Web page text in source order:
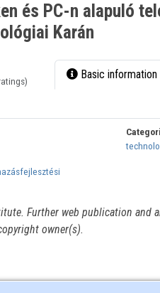
és PC-n alapuló
Karán
Basic information
Further web publication and
owner(s).